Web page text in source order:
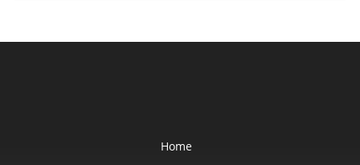
Home